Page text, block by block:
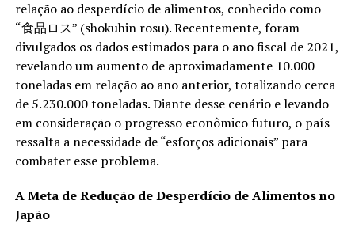
relação ao desperdício de alimentos, conhecido como
“食品ロス” (shokuhin rosu). Recentemente, foram
divulgados os dados estimados para o ano fiscal de 2021,
revelando um aumento de aproximadamente 10.000
toneladas em relação ao ano anterior, totalizando cerca
de 5.230.000 toneladas. Diante desse cenário e levando
em consideração o progresso econômico futuro, o país
ressalta a necessidade de “esforços adicionais” para
combater esse problema.
A Meta de Redução de Desperdício de Alimentos no
Japão